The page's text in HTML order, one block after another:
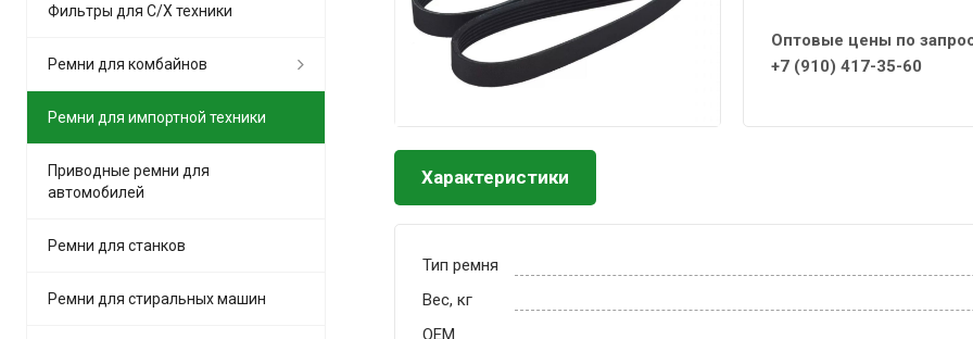
Оптовые цены по
+7 (910) 417-35-60
Характеристики
Тип ремня
Вес, кг
OEM
Фильтры для С/Х техники
Ремни для комбайнов
Ремни для импортной техники
Приводные ремни для
автомобилей
Ремни для станков
Ремни для стиральных машин